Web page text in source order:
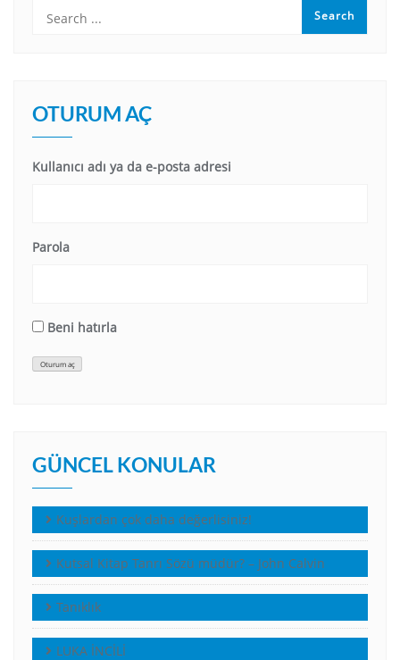
OTURUM AÇ
Kullanıcı adı ya da e-posta adresi
Parola
Beni hatırla
Oturum aç
GÜNCEL KONULAR
Kuşlardan çok daha değerlisiniz!
Kutsal Kitap Tanrı Sözü müdür? – John Calvin
Tanıklık
LUKA İNCİLİ